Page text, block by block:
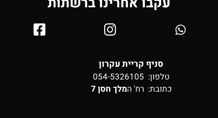
סניף קריית עקרון
טלפון: 054-5326105
כתובת: רח' המלך חסן 7